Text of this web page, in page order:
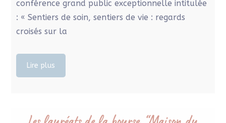
conférence grand public exceptionnelle intitulée
: « Sentiers de soin, sentiers de vie : regards
croisés sur la
Lire plus